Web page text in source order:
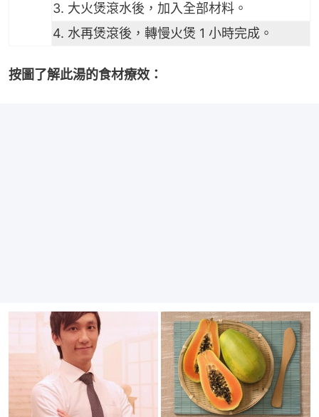
3. 大火煲滾水後，加入全部材料。
4. 水再煲滾後，轉慢火煲 1 小時完成。
按圖了解此湯的食材療效：